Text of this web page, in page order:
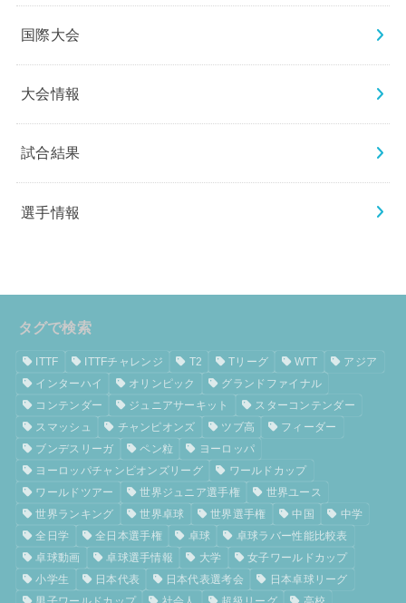
国際大会
大会情報
試合結果
選手情報
タグで検索
ITTF ITTFチャレンジ T2 Tリーグ WTT
アジア
インターハイ
オリンピック
グランドファイナル
コンテンダー
ジュニアサーキット
スターコンテンダー
スマッシュ
チャンピオンズ ツブ高
フィーダー
ブンデスリーガ
ペン粒
ヨーロッパ
ヨーロッパチャンピオンズリーグ
ワールドカップ
ワールドツアー
世界ジュニア選手権
世界ユース
世界ランキング
世界卓球 世界選手権 中国
中学
全日学
全日本選手権 卓球
卓球ラバー性能比較表
卓球動画
卓球選手情報 大学
女子ワールドカップ
小学生
日本代表 日本代表選考会
日本卓球リーグ